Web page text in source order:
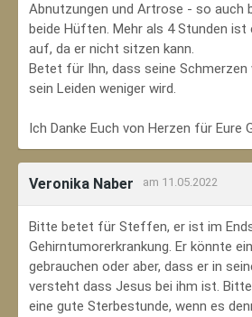
Abnutzungen und Artrose - so auch
beide Hüften. Mehr als 4 Stunden ist
auf, da er nicht sitzen kann.
Betet für Ihn, dass seine Schmerzen
sein Leiden weniger wird.
Ich Danke Euch von Herzen für Eure
Veronika Naber am 11.05.2022
Bitte betet für Steffen, er ist im
Gehirntumorerkrankung. Er könnte
gebrauchen oder aber, dass er in
versteht dass Jesus bei ihm ist.
eine gute Sterbestunde, wenn es